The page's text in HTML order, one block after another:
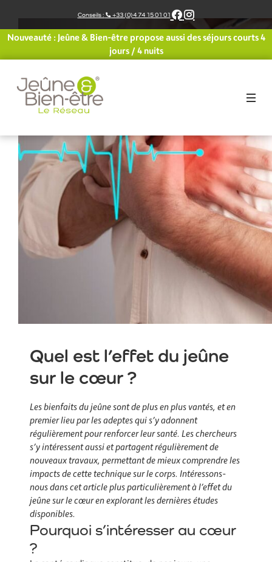
contenu
Conseils : +33 (0)4 74 15 01 01
Nouveauté : Jeûne & Bien-être propose aussi des séjours courts 4
jours / 4 nuits
Quel est l’effet du jeûne
sur le cœur ?
Les bienfaits du jeûne sont de plus en plus vantés, et en
premier lieu par les adeptes qui s’y adonnent
régulièrement pour renforcer leur santé. Les chercheurs
s’y intéressent aussi et partagent régulièrement de
nouveaux travaux, permettant de mieux comprendre les
impacts de cette technique sur le corps. Intéressons-
nous dans cet article plus particulièrement à l’effet du
jeûne sur le cœur en explorant les dernières études
disponibles.
Pourquoi s’intéresser au cœur
?